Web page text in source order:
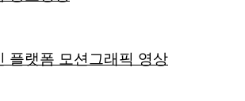
플랫폼 모션그래픽 영상